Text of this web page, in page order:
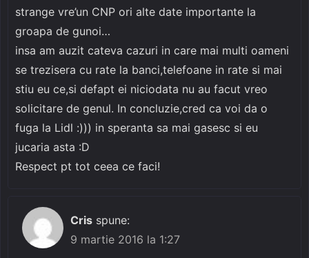
strange vre’un CNP ori alte date importante la
groapa de gunoi…
insa am auzit cateva cazuri in care mai multi oameni
se trezisera cu rate la banci,telefoane in rate si mai
stiu eu ce,si defapt ei niciodata nu au facut vreo
solicitare de genul. In concluzie,cred ca voi da o
fuga la Lidl :))) in speranta sa mai gasesc si eu
jucaria asta :D
Respect pt tot ceea ce faci!
Cris spune:
9 martie 2016 la 1:27